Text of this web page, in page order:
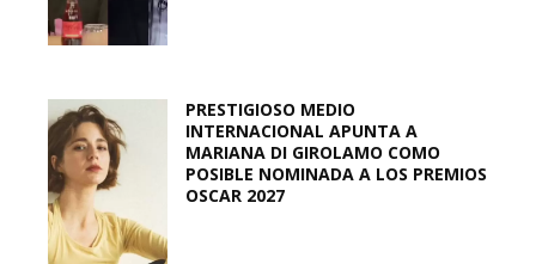
PRESTIGIOSO MEDIO
INTERNACIONAL APUNTA A
MARIANA DI GIROLAMO COMO
POSIBLE NOMINADA A LOS PREMIOS
OSCAR 2027